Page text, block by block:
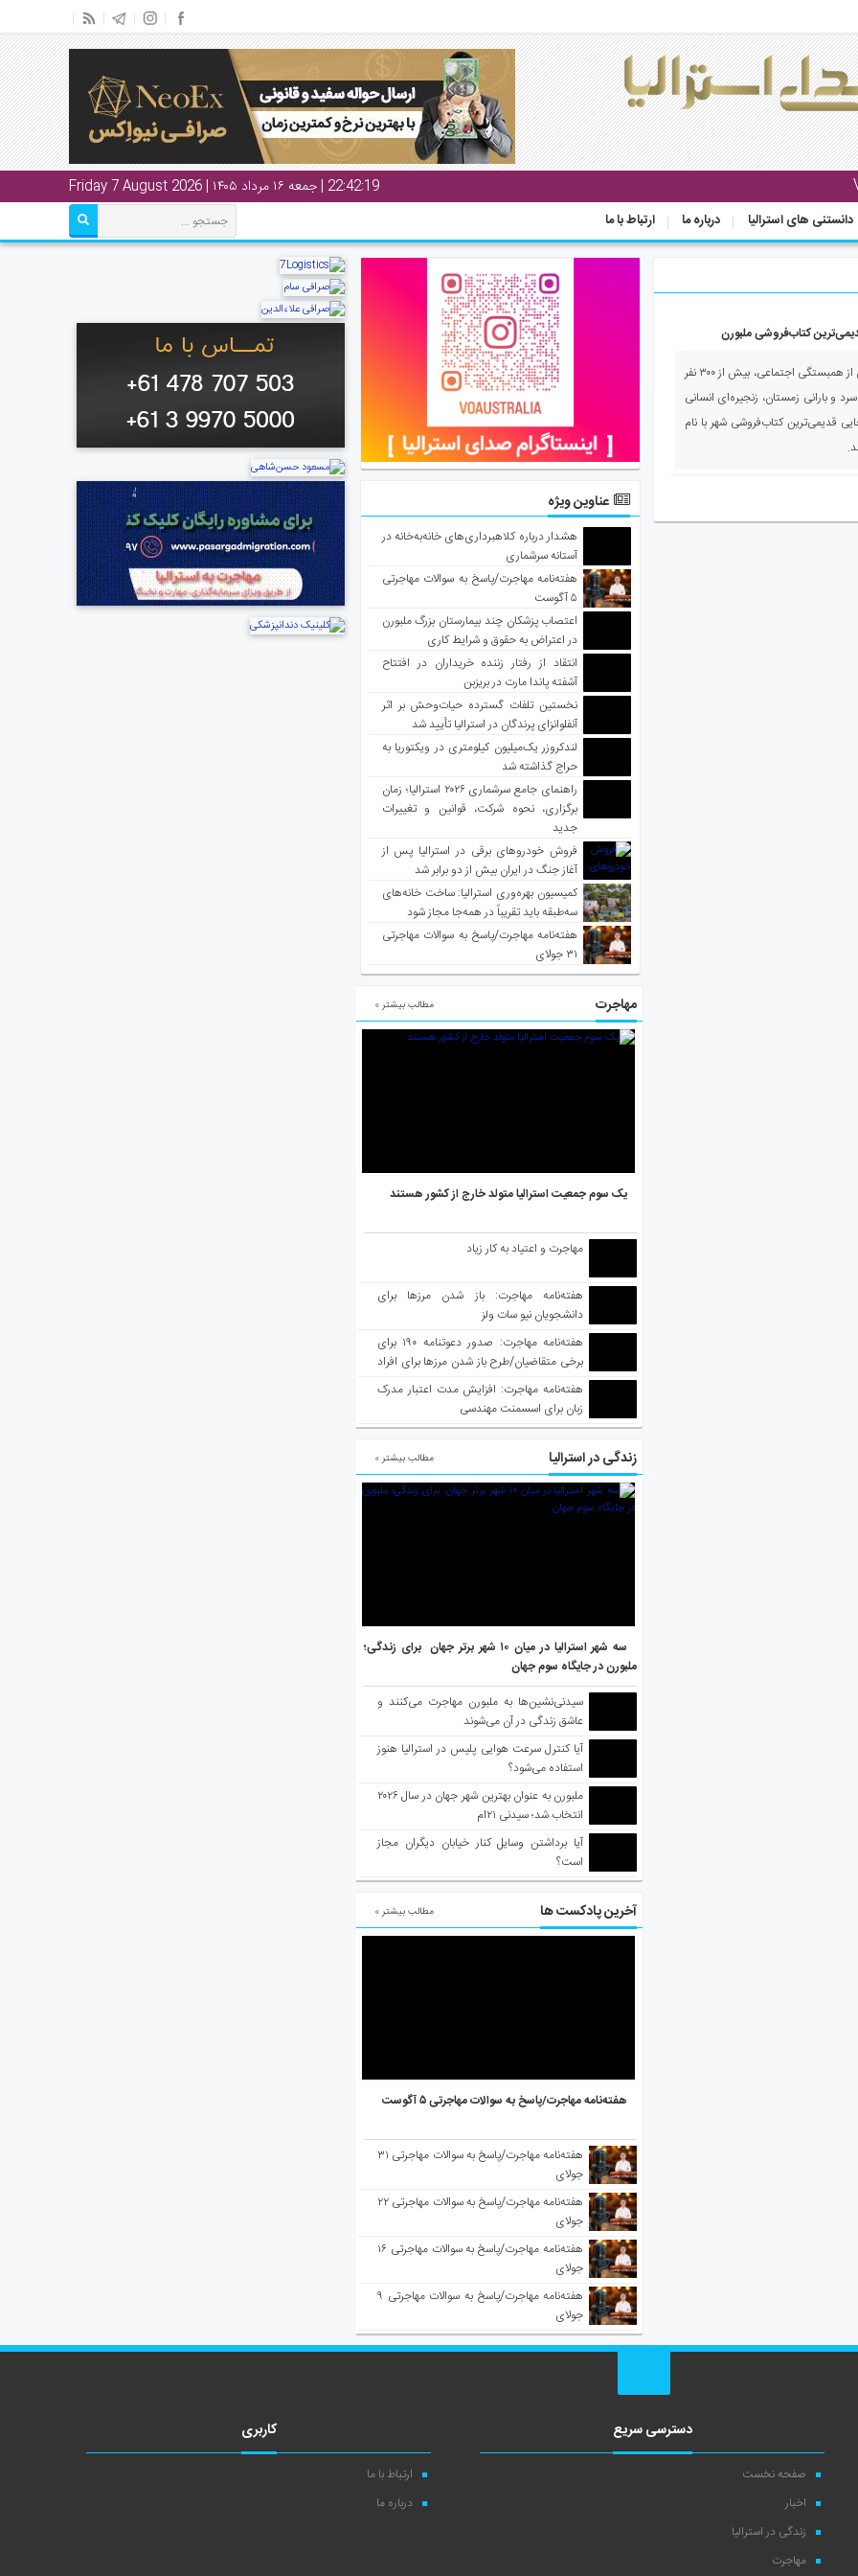
22:42:20 | جمعه ۱۶ مرداد ۱۴۰۵ | Friday 7 August 2026
دانستنی های استرالیا درباره ما ارتباط با ما
کتاب‌فروشی ملبورن
صدای استرالیا - در صحنه‌ای الهام‌بخش از همبستگی اجتماعی، بیش از ۳۰۰ نفر
و بارانی زمستان، زنجیره‌ای انسانی
قدیمی‌ترین کتاب‌فروشی شهر با نام
عناوین ویژه
هشدار درباره کلاهبرداری‌های خانه‌به‌خانه در
آستانه سرشماری
هفته‌نامه مهاجرت/پاسخ به سوالات مهاجرتی
۵ آگوست
اعتصاب پزشکان چند بیمارستان بزرگ ملبورن
در اعتراض به حقوق و شرایط کاری
انتقاد از رفتار زننده خریداران در افتتاح
آشفته پاندا مارت در بریزبن
نخستین تلفات گسترده حیات‌وحش بر اثر
آنفلوانزای پرندگان در استرالیا تأیید شد
لندکروزر یک‌میلیون کیلومتری در ویکتوریا به
حراج گذاشته شد
راهنمای جامع سرشماری ۲۰۲۶ استرالیا؛ زمان
برگزاری، نحوه شرکت، قوانین و تغییرات
جدید
فروش خودروهای برقی در استرالیا پس از
آغاز جنگ در ایران بیش از دو برابر شد
کمیسیون بهره‌وری استرالیا: ساخت خانه‌های
سه‌طبقه باید تقریباً در همه‌جا مجاز شود
هفته‌نامه مهاجرت/پاسخ به سوالات مهاجرتی
۳۱ جولای
مهاجرت مطالب بیشتر »
یک سوم جمعیت استرالیا متولد خارج از کشور هستند
مهاجرت و اعتیاد به کار زیاد
هفته‌نامه مهاجرت: باز شدن مرزها برای
دانشجویان نیو سات ولز
هفته‌نامه مهاجرت: صدور دعوتنامه ۱۹۰ برای
برخی متقاضیان/طرح باز شدن مرزها برای افراد
واکسینه شده
هفته‌نامه مهاجرت: افزایش مدت اعتبار مدرک
زبان برای اسسمنت مهندسی
زندگی در استرالیا مطالب بیشتر »
سه شهر استرالیا در میان ۱۰ شهر برتر جهان برای زندگی؛
ملبورن در جایگاه سوم جهان
سیدنی‌نشین‌ها به ملبورن مهاجرت می‌کنند و
عاشق زندگی در آن می‌شوند
آیا کنترل سرعت هوایی پلیس در استرالیا هنوز
استفاده می‌شود؟
ملبورن به عنوان بهترین شهر جهان در سال ۲۰۲۶
انتخاب شد؛ سیدنی ۲۱‌ام
آیا برداشتن وسایل کنار خیابان دیگران مجاز
است؟
آخرین پادکست ها مطالب بیشتر »
هفته‌نامه مهاجرت/پاسخ به سوالات مهاجرتی ۵ آگوست
هفته‌نامه مهاجرت/پاسخ به سوالات مهاجرتی ۳۱
جولای
هفته‌نامه مهاجرت/پاسخ به سوالات مهاجرتی ۲۲
جولای
هفته‌نامه مهاجرت/پاسخ به سوالات مهاجرتی ۱۶
جولای
هفته‌نامه مهاجرت/پاسخ به سوالات مهاجرتی ۹
جولای
دسترسی سریع
صفحه نخست
اخبار
زندگی در استرالیا
مهاجرت
کاربری
ارتباط با ما
درباره ما